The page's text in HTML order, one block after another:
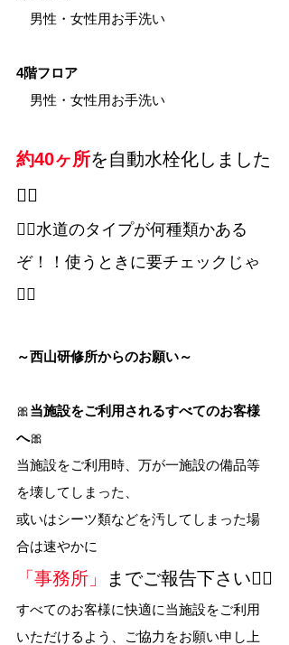
男性・女性用お手洗い
4階フロア
男性・女性用お手洗い
約40ヶ所を自動水栓化しました
🙆‍♀️
🐱‍👤水道のタイプが何種類かある
ぞ！！使うときに要チェックじゃ
🐱‍👤
～西山研修所からのお願い～
🎀当施設をご利用されるすべてのお客様
へ🎀
当施設をご利用時、万が一施設の備品等
を壊してしまった、
或いはシーツ類などを汚してしまった場
合は速やかに
「事務所」 までご報告下さい🙇‍♂️
すべてのお客様に快適に当施設をご利用
いただけるよう、ご協力をお願い申し上